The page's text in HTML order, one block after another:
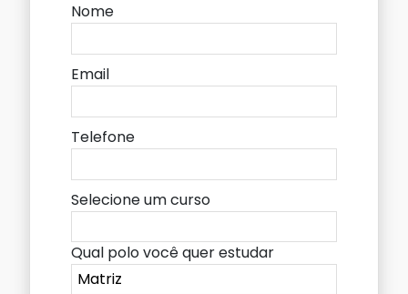
Nome
Email
Telefone
Selecione um curso
Qual polo você quer estudar